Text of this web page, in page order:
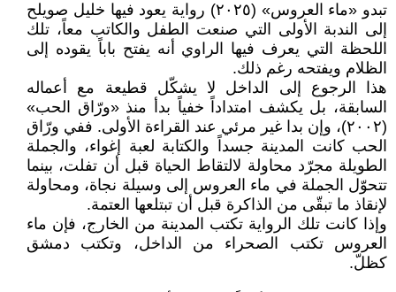
تبدو «ماء العروس» (٢٠٢٥) رواية يعود فيها خليل صويلح
إلى الندبة الأولى التي صنعت الطفل والكاتب معاً، تلك
اللحظة التي يعرف فيها الراوي أنه يفتح باباً يقوده إلى
الظلام ويفتحه رغم ذلك.
هذا الرجوع إلى الداخل لا يشكّل قطيعة مع أعماله
السابقة، بل يكشف امتداداً خفياً بدأ منذ «ورّاق الحب»
(٢٠٠٢)، وإن بدا غير مرئي عند القراءة الأولى. ففي ورّاق
الحب كانت المدينة جسداً والكتابة لعبة إغواء، والجملة
الطويلة مجرّد محاولة لالتقاط الحياة قبل أن تفلت، بينما
تتحوّل الجملة في ماء العروس إلى وسيلة نجاة، ومحاولة
لإنقاذ ما تبقّى من الذاكرة قبل أن تبتلعها العتمة.
وإذا كانت تلك الرواية تكتب المدينة من الخارج، فإن ماء
العروس تكتب الصحراء من الداخل، وتكتب دمشق
كظلّ.